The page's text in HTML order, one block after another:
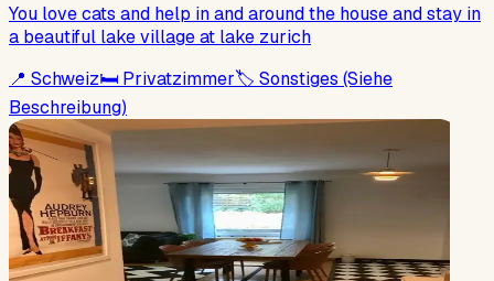
You love cats and help in and around the house and stay in
a beautiful lake village at lake zurich
📍 Schweiz🛏 Privatzimmer🏷 Sonstiges (Siehe
Beschreibung)